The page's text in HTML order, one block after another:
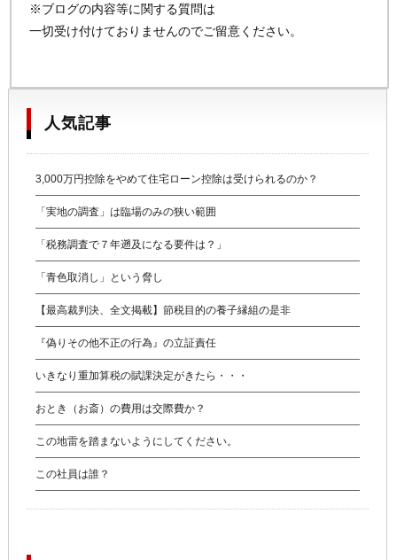
※ブログの内容等に関する質問は
一切受け付けておりませんのでご留意ください。
人気記事
3,000万円控除をやめて住宅ローン控除は受けられるのか？
「実地の調査」は臨場のみの狭い範囲
「税務調査で７年遡及になる要件は？」
「青色取消し」という脅し
【最高裁判決、全文掲載】節税目的の養子縁組の是非
『偽りその他不正の行為』の立証責任
いきなり重加算税の賦課決定がきたら・・・
おとき（お斎）の費用は交際費か？
この地雷を踏まないようにしてください。
この社員は誰？